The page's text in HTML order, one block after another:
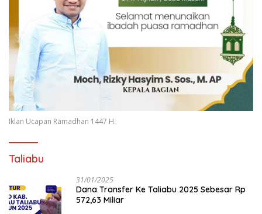
Iklan Ucapan Ramadhan 1447 H.
Taliabu
31/01/2025
Dana Transfer Ke Taliabu 2025 Sebesar Rp
572,63 Miliar